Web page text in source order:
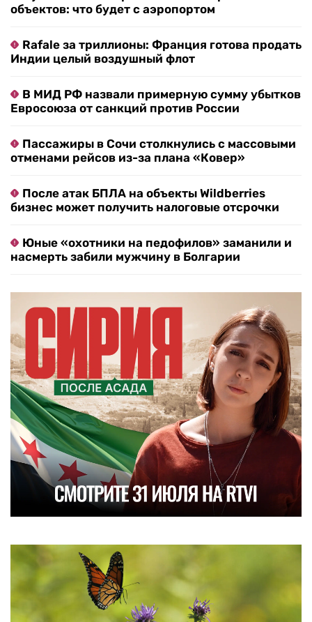
объектов: что будет с аэропортом
Rafale за триллионы: Франция готова продать
Индии целый воздушный флот
В МИД РФ назвали примерную сумму убытков
Евросоюза от санкций против России
Пассажиры в Сочи столкнулись с массовыми
отменами рейсов из-за плана «Ковер»
После атак БПЛА на объекты Wildberries
бизнес может получить налоговые отсрочки
Юные «охотники на педофилов» заманили и
насмерть забили мужчину в Болгарии